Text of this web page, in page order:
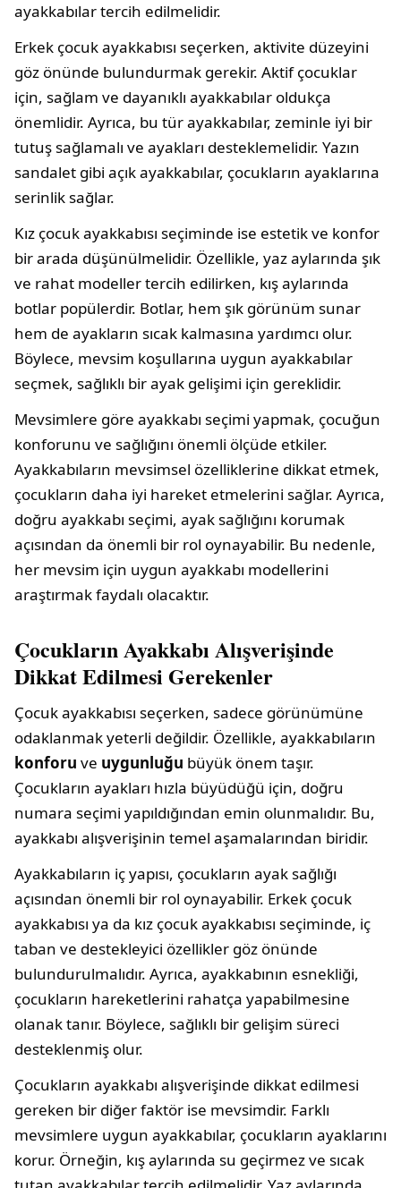
ayakkabılar tercih edilmelidir.
Erkek çocuk ayakkabısı seçerken, aktivite düzeyini
göz önünde bulundurmak gerekir. Aktif çocuklar
için, sağlam ve dayanıklı ayakkabılar oldukça
önemlidir. Ayrıca, bu tür ayakkabılar, zeminle iyi bir
tutuş sağlamalı ve ayakları desteklemelidir. Yazın
sandalet gibi açık ayakkabılar, çocukların ayaklarına
serinlik sağlar.
Kız çocuk ayakkabısı seçiminde ise estetik ve konfor
bir arada düşünülmelidir. Özellikle, yaz aylarında şık
ve rahat modeller tercih edilirken, kış aylarında
botlar popülerdir. Botlar, hem şık görünüm sunar
hem de ayakların sıcak kalmasına yardımcı olur.
Böylece, mevsim koşullarına uygun ayakkabılar
seçmek, sağlıklı bir ayak gelişimi için gereklidir.
Mevsimlere göre ayakkabı seçimi yapmak, çocuğun
konforunu ve sağlığını önemli ölçüde etkiler.
Ayakkabıların mevsimsel özelliklerine dikkat etmek,
çocukların daha iyi hareket etmelerini sağlar. Ayrıca,
doğru ayakkabı seçimi, ayak sağlığını korumak
açısından da önemli bir rol oynayabilir. Bu nedenle,
her mevsim için uygun ayakkabı modellerini
araştırmak faydalı olacaktır.
Çocukların Ayakkabı Alışverişinde
Dikkat Edilmesi Gerekenler
Çocuk ayakkabısı seçerken, sadece görünümüne
odaklanmak yeterli değildir. Özellikle, ayakkabıların
konforu ve uygunluğu büyük önem taşır.
Çocukların ayakları hızla büyüdüğü için, doğru
numara seçimi yapıldığından emin olunmalıdır. Bu,
ayakkabı alışverişinin temel aşamalarından biridir.
Ayakkabıların iç yapısı, çocukların ayak sağlığı
açısından önemli bir rol oynayabilir. Erkek çocuk
ayakkabısı ya da kız çocuk ayakkabısı seçiminde, iç
taban ve destekleyici özellikler göz önünde
bulundurulmalıdır. Ayrıca, ayakkabının esnekliği,
çocukların hareketlerini rahatça yapabilmesine
olanak tanır. Böylece, sağlıklı bir gelişim süreci
desteklenmiş olur.
Çocukların ayakkabı alışverişinde dikkat edilmesi
gereken bir diğer faktör ise mevsimdir. Farklı
mevsimlere uygun ayakkabılar, çocukların ayaklarını
korur. Örneğin, kış aylarında su geçirmez ve sıcak